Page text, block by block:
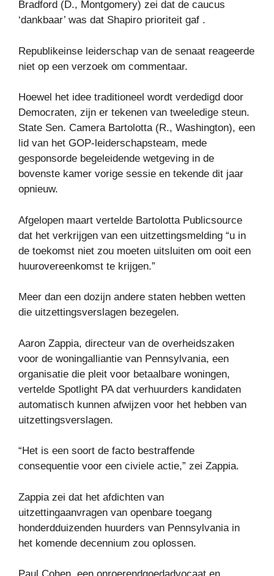
Bradford (D., Montgomery) zei dat de caucus
‘dankbaar’ was dat Shapiro prioriteit gaf .
Republikeinse leiderschap van de senaat reageerde
niet op een verzoek om commentaar.
Hoewel het idee traditioneel wordt verdedigd door
Democraten, zijn er tekenen van tweeledige steun.
State Sen. Camera Bartolotta (R., Washington), een
lid van het GOP-leiderschapsteam, mede
gesponsorde begeleidende wetgeving in de
bovenste kamer vorige sessie en tekende dit jaar
opnieuw.
Afgelopen maart vertelde Bartolotta Publicsource
dat het verkrijgen van een uitzettingsmelding “u in
de toekomst niet zou moeten uitsluiten om ooit een
huurovereenkomst te krijgen.”
Meer dan een dozijn andere staten hebben wetten
die uitzettingsverslagen bezegelen.
Aaron Zappia, directeur van de overheidszaken
voor de woningalliantie van Pennsylvania, een
organisatie die pleit voor betaalbare woningen,
vertelde Spotlight PA dat verhuurders kandidaten
automatisch kunnen afwijzen voor het hebben van
uitzettingsverslagen.
“Het is een soort de facto bestraffende
consequentie voor een civiele actie,” zei Zappia.
Zappia zei dat het afdichten van
uitzettingaanvragen van openbare toegang
honderdduizenden huurders van Pennsylvania in
het komende decennium zou oplossen.